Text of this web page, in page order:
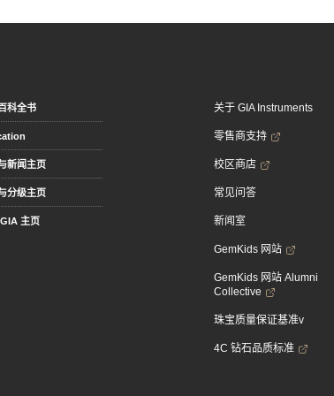
科全书
新闻主页
分级主页
主页
关于 GIA Instruments
零售商支持
校区商店
常见问答
新闻室
GemKids 网站
GemKids 网站 Alumni
Collective
珠宝质量保证基准v
4C 钻石品质标准